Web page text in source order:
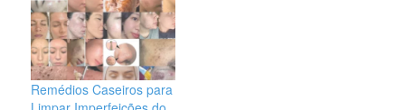
personas de diferentes
grupos de edad. Aunque
existen muchos
productos comerciales
disponibles, a menudo
los remedios caseros
Remédios Caseiros para